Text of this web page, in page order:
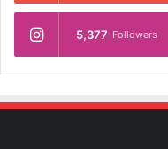
5,377 Followers